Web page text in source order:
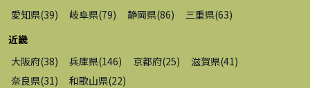
愛知県(39) 岐阜県(79) 静岡県(86) 三重県(63)
近畿
大阪府(38) 兵庫県(146) 京都府(25) 滋賀県(41 )
奈良県(31 ) 和歌山県(22)